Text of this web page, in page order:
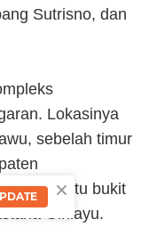
Sutrisno, dan
Lokasinya
sebelah timur
masih satu bukit
Girilayu.
×